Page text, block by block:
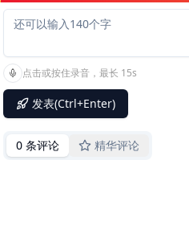
点击或按住录音，最长 15s
发表(Ctrl+Enter)
0 条评论 精华评论